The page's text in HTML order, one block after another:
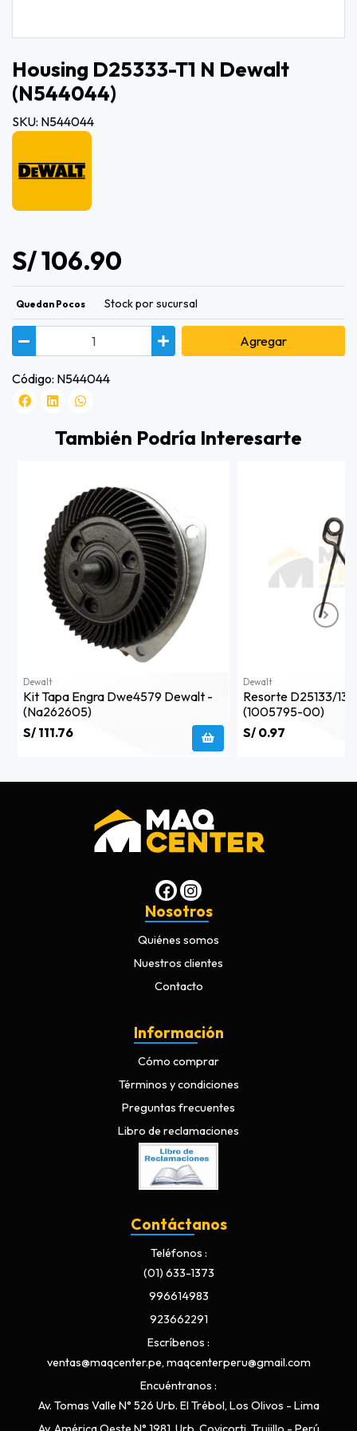
Housing D25333-T1 N Dewalt
(n544044)
SKU: N544044
S/ 106.90
Quedan Pocos Stock por sucursal
Agregar
Código: N544044
También Podría Interesarte
Dewalt
Kit Tapa Engra Dwe4579 Dewalt -
(na262605)
S/ 111.76
Dewalt
Resorte D25133/
(1005795-00)
S/ 0.97
Nosotros
Quiénes somos
Nuestros clientes
Contacto
Información
Cómo comprar
Términos y condiciones
Preguntas frecuentes
Libro de reclamaciones
Contáctanos
Teléfonos
(01) 633-1373
996614983
923662291
Escríbenos
ventas@maqcenter.pe, maqcenterperu@gmail.com
Encuéntranos
Av. Tomas Valle N° 526 Urb. El Trébol, Los Olivos - Lima